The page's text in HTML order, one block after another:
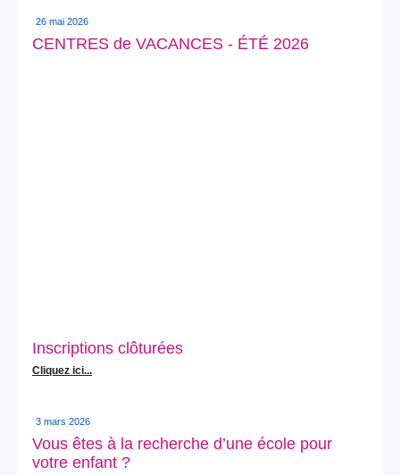
26 mai 2026
CENTRES de VACANCES - ÉTÉ 2026
Inscriptions clôturées
Cliquez ici...
3 mars 2026
Vous êtes à la recherche d’une école pour
votre enfant ?